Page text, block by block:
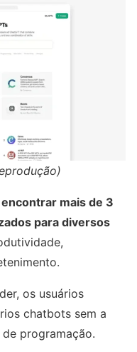
mais de 3
para diversos
os usuários
chatbots sem a
programação.